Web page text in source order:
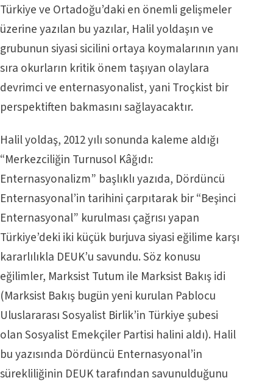
Türkiye ve Ortadoğu’daki en önemli gelişmeler
üzerine yazılan bu yazılar, Halil yoldaşın ve
grubunun siyasi sicilini ortaya koymalarının yanı
sıra okurların kritik önem taşıyan olaylara
devrimci ve enternasyonalist, yani Troçkist bir
perspektiften bakmasını sağlayacaktır.
Halil yoldaş, 2012 yılı sonunda kaleme aldığı
“Merkezciliğin Turnusol Kâğıdı:
Enternasyonalizm” başlıklı yazıda, Dördüncü
Enternasyonal’in tarihini çarpıtarak bir “Beşinci
Enternasyonal” kurulması çağrısı yapan
Türkiye’deki iki küçük burjuva siyasi eğilime karşı
kararlılıkla DEUK’u savundu. Söz konusu
eğilimler, Marksist Tutum ile Marksist Bakış idi
(Marksist Bakış bugün yeni kurulan Pablocu
Uluslararası Sosyalist Birlik’in Türkiye şubesi
olan Sosyalist Emekçiler Partisi halini aldı). Halil
bu yazısında Dördüncü Enternasyonal’in
sürekliliğinin DEUK tarafından savunulduğunu